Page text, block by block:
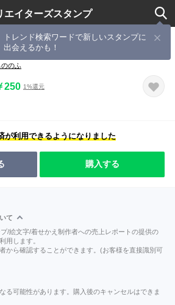
エイターズスタンプ
トレンド検索ワードで新しいスタンプに
出会えるかも！
手総業スタンプ
ののふ
250 1%還元
が利用できるようになりました
購入する
て
/絵文字/着せかえ制作者への売上レポートの提供の
用します。
から確認することができます。(お客様を直接識別可
る可能性があります。購入後のキャンセルはできま